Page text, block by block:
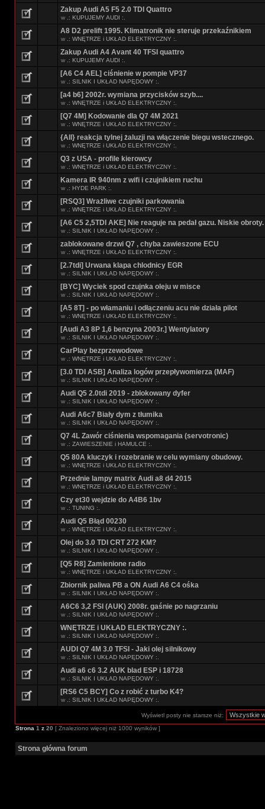
Zakup Audi A5 F5 2.0 TDI Quattro
w .: KUPUJEMY AUDI :.
A8 D2 prelift 1995. Klimatronik nie steruje przekaźnikiem
w .: WNĘTRZE i UKŁAD ELEKTRYCZNY :.
Zakup Audi A4 Avant 40 TFSI quattro
w .: KUPUJEMY AUDI :.
[A6 C4 AEL] ciśnienie w pompie VP37
w .: SILNIK I UKŁAD NAPĘDOWY :.
[a4 b6] 2002r. wymiana przycisków szyb....
w .: WNĘTRZE i UKŁAD ELEKTRYCZNY :.
[Q7 4M] Kodowanie dla Q7 4M 2021
w .: WNĘTRZE i UKŁAD ELEKTRYCZNY :.
{All} reakcja tylnej żaluzji na włączenie biegu wstecznego.
w .: WNĘTRZE i UKŁAD ELEKTRYCZNY :.
Q3 z USA - profile kierowcy
w .: WNĘTRZE i UKŁAD ELEKTRYCZNY :.
Kamera IR 940nm z wifi i czujnikiem ruchu
w .: HYDE PARK :.
[RSQ3] Wrażliwe czujniki parkowania
w .: WNĘTRZE i UKŁAD ELEKTRYCZNY :.
[A6 C5 2,5TDI AKE] Nie reaguje na pedał gazu. Niskie obroty.
w .: SILNIK I UKŁAD NAPĘDOWY :.
zablokowane drzwi Q7 , chyba zawieszone ECU
w .: WNĘTRZE i UKŁAD ELEKTRYCZNY :.
[2.7tdi] Urwana klapa chlodnicy EGR
w .: SILNIK I UKŁAD NAPĘDOWY :.
[BYC] Wyciek spod czujnka oleju w misce
w .: SILNIK I UKŁAD NAPĘDOWY :.
[A5 8T] - po włamaniu i odłączeniu acu nie działa pilot
w .: WNĘTRZE i UKŁAD ELEKTRYCZNY :.
[Audi A3 8P 1,6 benzyna 2003r.] Wentylatory
w .: SILNIK I UKŁAD NAPĘDOWY :.
CarPlay bezprzewodowe
w .: WNĘTRZE i UKŁAD ELEKTRYCZNY :.
[3.0 TDI ASB] Analiza logów przepływomierza (MAF)
w .: SILNIK I UKŁAD NAPĘDOWY :.
Audi Q5 2.0tdi 2019 - zblokowany dyfer
w .: SILNIK I UKŁAD NAPĘDOWY :.
Audi A6c7 Biały dym z tłumika
w .: SILNIK I UKŁAD NAPĘDOWY :.
Q7 4L Zawór ciśnienia wspomagania (servotronic)
w .: ZAWIESZENIE i HAMULCE :.
Q5 80A kluczyk i rozebranie w celu wymiany obudowy.
w .: WNĘTRZE i UKŁAD ELEKTRYCZNY :.
Przednie lampy matrix Audi a8 d4 2015
w .: WNĘTRZE i UKŁAD ELEKTRYCZNY :.
Czy et30 wejdzie do A4B6 1bv
w .: TUNING :.
Audi Q5 Błąd 00230
w .: WNĘTRZE i UKŁAD ELEKTRYCZNY :.
Olej do 3.0 TDI CRT 272 KM?
w .: SILNIK I UKŁAD NAPĘDOWY :.
[Q5 R8] Zamienione radio
w .: WNĘTRZE i UKŁAD ELEKTRYCZNY :.
Zbiornik paliwa PB a ON Audi A6 C4 ośka
w .: SILNIK I UKŁAD NAPĘDOWY :.
A6C6 3,2 FSI (AUK) 2008r. gaśnie po nagrzaniu
w .: SILNIK I UKŁAD NAPĘDOWY :.
WNĘTRZE i UKŁAD ELEKTRYCZNY :.
w .: SILNIK I UKŁAD NAPĘDOWY :.
AUDI Q7 4M 3.0 TFSI - Jaki olej silnikowy
w .: SILNIK I UKŁAD NAPĘDOWY :.
Audi a6 c6 3.2 AUK blad ESP i 18728
w .: SILNIK I UKŁAD NAPĘDOWY :.
[RS6 C5 BCY] Co z robić z turbo K4?
w .: SILNIK I UKŁAD NAPĘDOWY :.
Wyświetl posty nie starsze niż:
Strona 1 z 20 [ Znaleziono więcej niż 1000 wyników ]
Strona główna forum